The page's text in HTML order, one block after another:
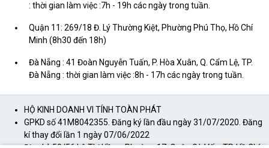
: thời gian làm việc :7h - 19h các ngày trong tuần.
Quận 11: 269/18 Đ. Lý Thường Kiệt, Phường Phú Thọ, Hồ Chí
Minh (8h30 đến 18h)
Đà Nẵng : 41 Đoàn Nguyễn Tuấn, P. Hòa Xuân, Q. Cẩm Lệ, TP.
Đà Nẵng : thời gian làm việc :8h - 17h các ngày trong tuần.
HỘ KINH DOANH VI TÍNH TOÀN PHÁT
GPKD số 41M8042355. Đăng ký lần đầu ngày 31/07/2020. Đăng
kí thay đổi lần 1 ngày 07/06/2022